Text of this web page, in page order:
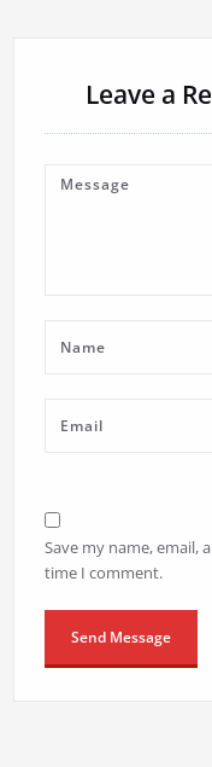
Leave a
Save my name, email,
time I comment.